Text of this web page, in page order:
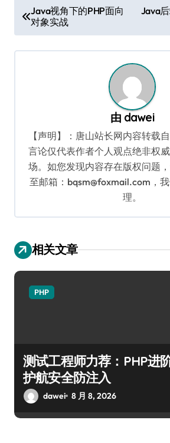
章
导
Java视角下的PHP面向
对象实战
Java
由 dawei
【声明】：唐山站长网内容转载
言论仅代表作者个人观点绝非权
场。如您发现内容存在版权问题
至邮箱：bqsm@foxmail.com，
理。
相关文章
PHP
测试工程师力荐：PHP进
护航安全防注入
dawei 8 月 8, 2026